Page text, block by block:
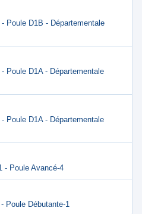
Poule D1B - Départementale
Poule D1A - Départementale
Poule D1A - Départementale
- Poule Avancé-4
Poule Débutante-1